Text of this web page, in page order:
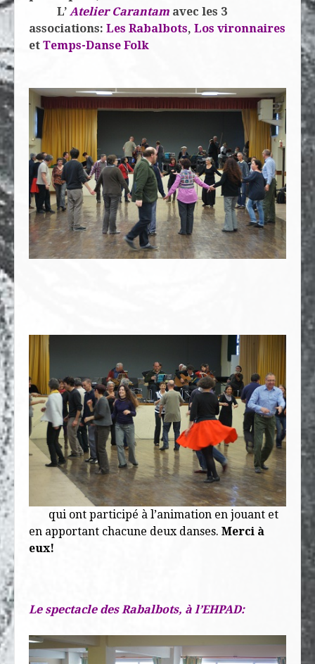
L’ Atelier Carantam avec les 3
associations: Les Rabalbots, Los vironnaires
et Temps-Danse Folk
qui ont participé à l’animation en jouant et
en apportant chacune deux danses. Merci à
eux!
Le spectacle des Rabalbots, à l’EHPAD: